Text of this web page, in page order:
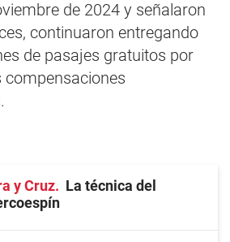
de 2024 y señalaron
continuaron entregando
de pasajes gratuitos por
compensaciones
y Cruz
La técnica del